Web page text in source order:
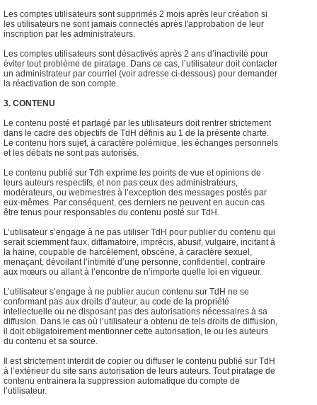
Les comptes utilisateurs sont supprimés 2 mois après leur création si
les utilisateurs ne sont jamais connectés après l'approbation de leur
inscription par les administrateurs.
Les comptes utilisateurs sont désactivés après 2 ans d’inactivité pour
éviter tout problème de piratage. Dans ce cas, l’utilisateur doit contacter
un administrateur par courriel (voir adresse ci-dessous) pour demander
la réactivation de son compte.
3. CONTENU
Le contenu posté et partagé par les utilisateurs doit rentrer strictement
dans le cadre des objectifs de TdH définis au 1 de la présente charte.
Le contenu hors sujet, à caractère polémique, les échanges personnels
et les débats ne sont pas autorisés.
Le contenu publié sur Tdh exprime les points de vue et opinions de
leurs auteurs respectifs, et non pas ceux des administrateurs,
modérateurs, ou webmestres à l’exception des messages postés par
eux-mêmes. Par conséquent, ces derniers ne peuvent en aucun cas
être tenus pour responsables du contenu posté sur TdH.
L’utilisateur s’engage à ne pas utiliser TdH pour publier du contenu qui
serait sciemment faux, diffamatoire, imprécis, abusif, vulgaire, incitant à
la haine, coupable de harcèlement, obscène, à caractère sexuel,
menaçant, dévoilant l’intimité d’une personne, confidentiel, contraire
aux mœurs ou allant à l’encontre de n’importe quelle loi en vigueur.
L’utilisateur s’engage à ne publier aucun contenu sur TdH ne se
conformant pas aux droits d’auteur, au code de la propriété
intellectuelle ou ne disposant pas des autorisations nécessaires à sa
diffusion. Dans le cas où l’utilisateur a obtenu de tels droits de diffusion,
il doit obligatoirement mentionner cette autorisation, le ou les auteurs
du contenu et sa source.
Il est strictement interdit de copier ou diffuser le contenu publié sur TdH
à l’extérieur du site sans autorisation de leurs auteurs. Tout piratage de
contenu entrainera la suppression automatique du compte de
l’utilisateur.